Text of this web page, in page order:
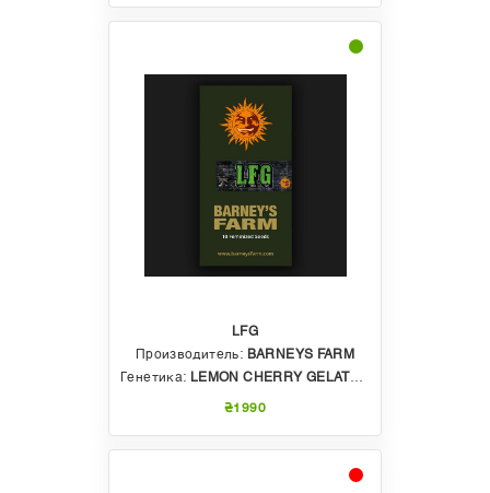
LFG
Производитель: BARNEYS FARM
Генетика: LEMON CHERRY GELATO X GELATO 41
₴1990